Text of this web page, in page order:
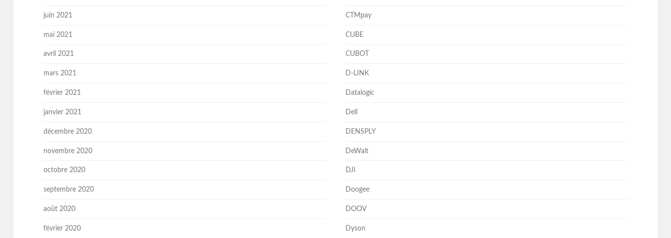
juin 2021
mai 2021
avril 2021
mars 2021
février 2021
janvier 2021
décembre 2020
novembre 2020
octobre 2020
septembre 2020
août 2020
février 2020
CTMpay
CUBE
CUBOT
D-LINK
Datalogic
Dell
DENSPLY
DeWalt
DJI
Doogee
DOOV
Dyson